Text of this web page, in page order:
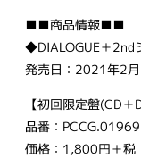
■■商品情報■■
◆DIALOGUE＋2nd
発売日：2021年2
【初回限定盤(CD＋
品番：PCCG.01969
価格：1,800円＋税